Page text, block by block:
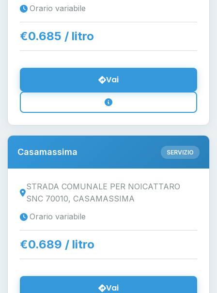
Orario variabile
€0.685 / litro
Vai
Casamassima SERVIZIO
STRADA COMUNALE PER NOICATTARO
SNC 70010, CASAMASSIMA
Orario variabile
€0.689 / litro
Vai